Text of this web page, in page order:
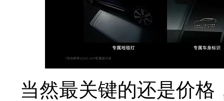
当然最关键的还是价格